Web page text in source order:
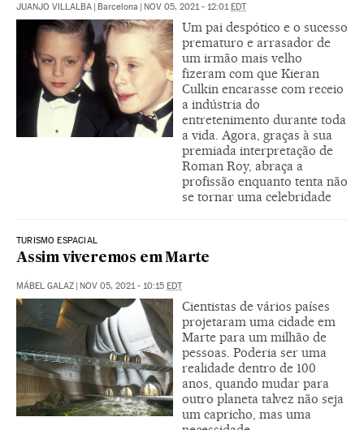
JUANJO VILLALBA | Barcelona | NOV 05, 2021 - 12:01EDT
Um pai despótico e o sucesso
prematuro e arrasador de
um irmão mais velho
fizeram com que Kieran
Culkin encarasse com receio
a indústria do
entretenimento durante toda
a vida. Agora, graças à sua
premiada interpretação de
Roman Roy, abraça a
profissão enquanto tenta não
se tornar uma celebridade
TURISMO ESPACIAL
Assim viveremos em Marte
MÁBEL GALAZ | NOV 05, 2021 - 10:15 EDT
Cientistas de vários países
projetaram uma cidade em
Marte para um milhão de
pessoas. Poderia ser uma
realidade dentro de 100
anos, quando mudar para
outro planeta talvez não seja
um capricho, mas uma